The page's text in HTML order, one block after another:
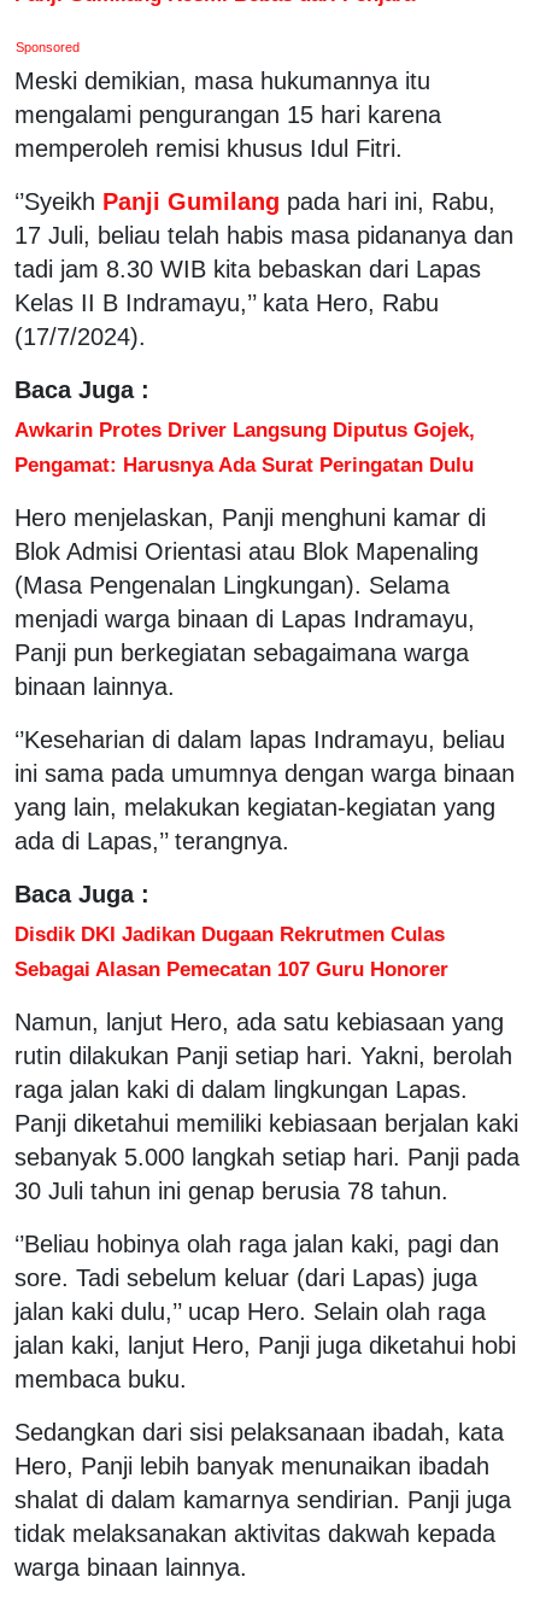
Sponsored
Meski demikian, masa hukumannya itu
mengalami pengurangan 15 hari karena
memperoleh remisi khusus Idul Fitri.
‘’Syeikh Panji Gumilang pada hari ini, Rabu,
17 Juli, beliau telah habis masa pidananya dan
tadi jam 8.30 WIB kita bebaskan dari Lapas
Kelas II B Indramayu,’’ kata Hero, Rabu
(17/7/2024).
Baca Juga :
Awkarin Protes Driver Langsung Diputus Gojek,
Pengamat: Harusnya Ada Surat Peringatan Dulu
Hero menjelaskan, Panji menghuni kamar di
Blok Admisi Orientasi atau Blok Mapenaling
(Masa Pengenalan Lingkungan). Selama
menjadi warga binaan di Lapas Indramayu,
Panji pun berkegiatan sebagaimana warga
binaan lainnya.
‘’Keseharian di dalam lapas Indramayu, beliau
ini sama pada umumnya dengan warga binaan
yang lain, melakukan kegiatan-kegiatan yang
ada di Lapas,’’ terangnya.
Baca Juga :
Disdik DKI Jadikan Dugaan Rekrutmen Culas
Sebagai Alasan Pemecatan 107 Guru Honorer
Namun, lanjut Hero, ada satu kebiasaan yang
rutin dilakukan Panji setiap hari. Yakni, berolah
raga jalan kaki di dalam lingkungan Lapas.
Panji diketahui memiliki kebiasaan berjalan kaki
sebanyak 5.000 langkah setiap hari. Panji pada
30 Juli tahun ini genap berusia 78 tahun.
‘’Beliau hobinya olah raga jalan kaki, pagi dan
sore. Tadi sebelum keluar (dari Lapas) juga
jalan kaki dulu,’’ ucap Hero. Selain olah raga
jalan kaki, lanjut Hero, Panji juga diketahui hobi
membaca buku.
Sedangkan dari sisi pelaksanaan ibadah, kata
Hero, Panji lebih banyak menunaikan ibadah
shalat di dalam kamarnya sendirian. Panji juga
tidak melaksanakan aktivitas dakwah kepada
warga binaan lainnya.